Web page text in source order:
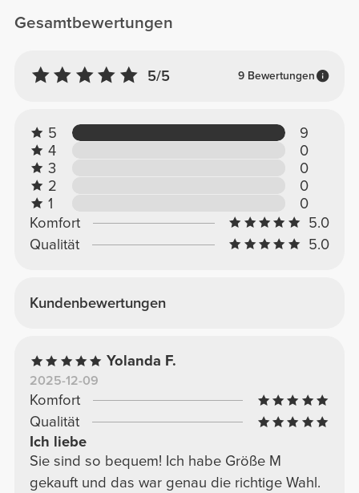
Gesamtbewertungen
5/5 9 Bewertungen
5
9
4
0
3
0
2
0
1
0
Komfort
5.0
Qualität
5.0
Kundenbewertungen
Yolanda F.
2025-12-09
Komfort
Qualität
Ich liebe
Sie sind so bequem! Ich habe Größe M
gekauft und das war genau die richtige Wahl.